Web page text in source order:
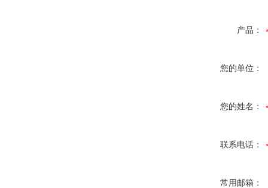
产品：
您的单位：
您的姓名：
联系电话：
常用邮箱：